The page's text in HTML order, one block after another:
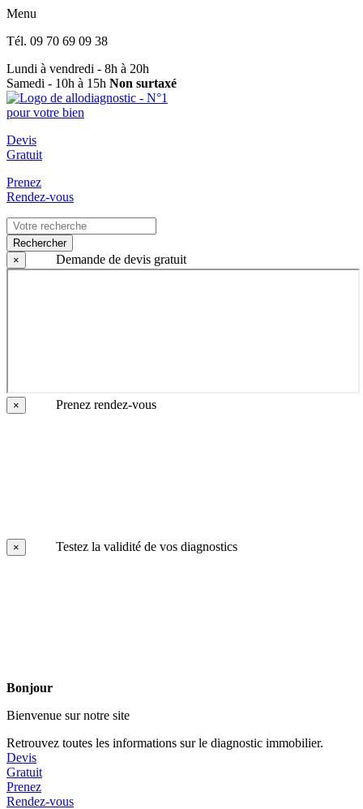
Menu
Tél. 09 70 69 09 38
Lundi à vendredi - 8h à 20h
Samedi - 10h à 15h Non surtaxé
Devis
Gratuit
Prenez
Rendez-vous
Rechercher
×
Demande de devis gratuit
× Prenez rendez-vous
× Testez la validité de vos diagnostics
Bonjour
Bienvenue sur notre site
Retrouvez toutes les informations sur le diagnostic immobilier.
Devis
Gratuit
Prenez
Rendez-vous